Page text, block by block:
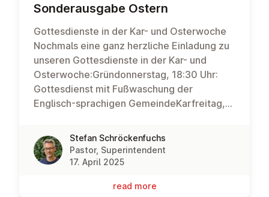
Son­deraus­gabe Ostern
Gottesdienste in der Kar- und Osterwoche
Nochmals eine ganz herzliche Einladung zu
unseren Gottesdienste in der Kar- und
Osterwoche:Gründonnerstag, 18:30 Uhr:
Gottesdienst mit Fußwaschung der
Englisch-sprachigen GemeindeKarfreitag,
PassionsgeschichteKarsamstag, 20:00 Uhr:
Feier der Osternacht im
KirchengartenOstersonntag, 9:30 Uhr:
anschließend Osterbrunch
Stefan Schröckenfuchs
Pastor, Superintendent
17. April 2025
read more